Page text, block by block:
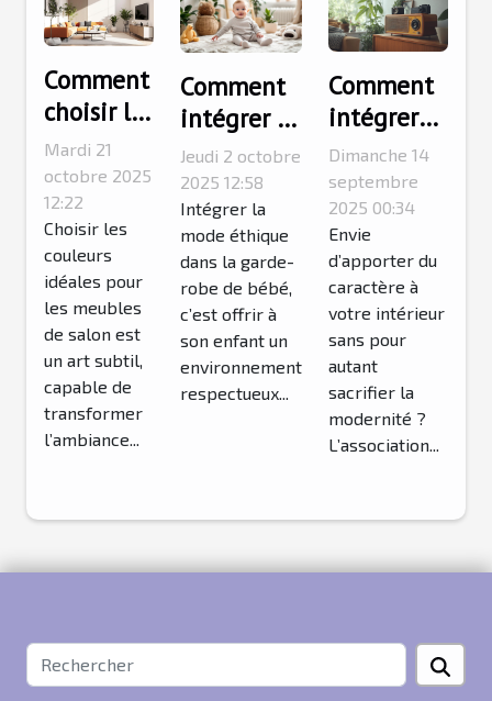
Comment
choisir les
couleurs
parfaites
pour vos
meubles
de salon ?
Mardi 21
octobre 2025
12:22
Choisir les
couleurs
idéales pour
les meubles
de salon est
un art subtil,
capable de
transformer
l’ambiance...
Comment
intégrer la
mode
éthique
dans la
garde-robe
de votre
bébé?
Jeudi 2 octobre
2025 12:58
Intégrer la
mode éthique
dans la garde-
robe de bébé,
c’est offrir à
son enfant un
environnement
respectueux...
Comment
intégrer
des objets
de
décoration
vintage
américains
dans un
intérieur
moderne ?
Dimanche 14
septembre
2025 00:34
Envie
d’apporter du
caractère à
votre intérieur
sans pour
autant
sacrifier la
modernité ?
L’association...